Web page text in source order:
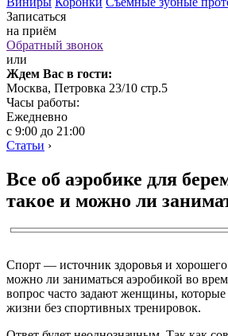
Записаться
на приём
Обратный звонок
или
Ждем Вас в гости:
Москва, Петровка 23/10 стр.5
Часы работы:
Ежедневно
с 9:00 до 21:00
Статьи ›
Все об аэробике для
такое и можно ли
Спорт — источник здоровья и
можно ли заниматься аэробикой во
вопрос часто задают женщины, которые
жизни без спортивных тренировок.